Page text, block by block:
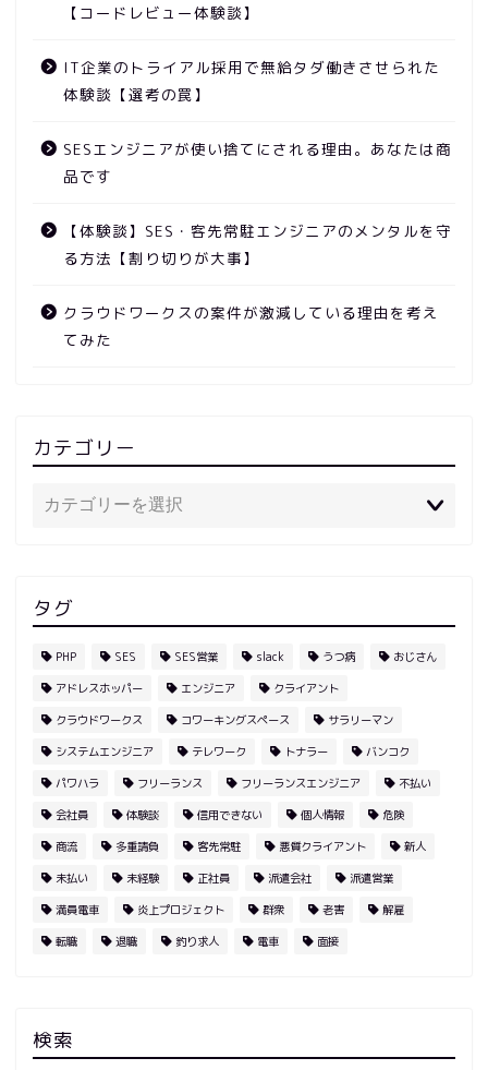
【コードレビュー体験談】
IT企業のトライアル採用で無給タダ働きさせられた
体験談【選考の罠】
SESエンジニアが使い捨てにされる理由。あなたは商
品です
【体験談】SES・客先常駐エンジニアのメンタルを守
る方法【割り切りが大事】
クラウドワークスの案件が激減している理由を考え
てみた
カテゴリー
タグ
PHP SES SES営業 slack うつ病 おじさん
アドレスホッパー エンジニア クライアント
クラウドワークス コワーキングスペース サラリーマン
システムエンジニア テレワーク トナラー バンコク
パワハラ フリーランス フリーランスエンジニア 不払い
会社員 体験談 信用できない 個人情報 危険
商流 多重請負 客先常駐 悪質クライアント 新人
未払い 未経験 正社員 派遣会社 派遣営業
満員電車 炎上プロジェクト 群衆 老害 解雇
転職 退職 釣り求人 電車 面接
検索